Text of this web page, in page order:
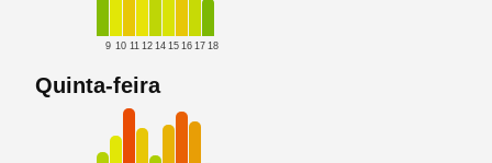
9 10 11 12 14 15 16 17 18
Quinta-feira